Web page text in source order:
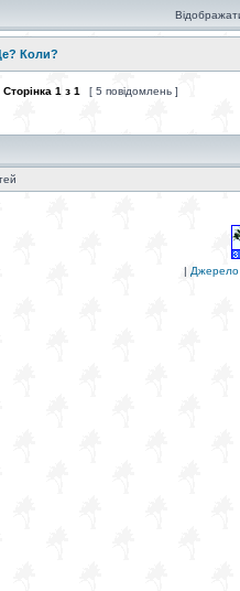
Коли?
Сторінка 1 з 1 [ 5 повідомлень ]
| Джерело